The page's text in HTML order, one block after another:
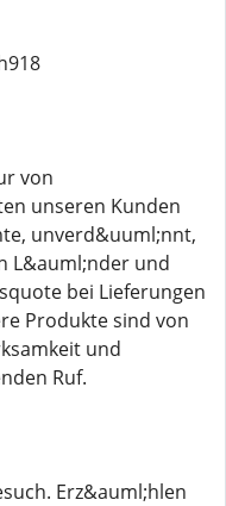
von
unseren Kunden
unverd&uuml;nnt,
L&auml;nder und
bei Lieferungen
Produkte sind von
und
Ruf.
Erz&auml;hlen